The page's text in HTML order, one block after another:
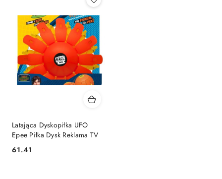
Latająca Dyskopiłka UFO
Epee Piłka Dysk Reklama TV
Cena:
61.41